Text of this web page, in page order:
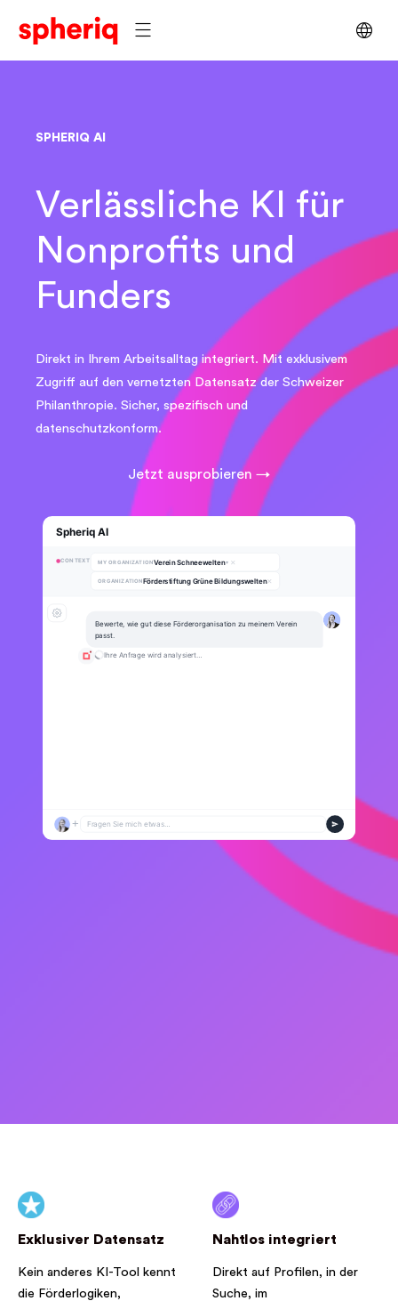
SPHERIQ AI
Verlässliche KI für
Nonprofits und
Funders
Direkt in Ihrem Arbeitsalltag integriert. Mit exklusivem
Zugriff auf den vernetzten Datensatz der Schweizer
Philanthropie. Sicher, spezifisch und
datenschutzkonform.
Jetzt ausprobieren →
Exklusiver Datensatz
Kein anderes KI-Tool kennt
die Förderlogiken,
Nahtlos integriert
Direkt auf Profilen, in der
Suche, im